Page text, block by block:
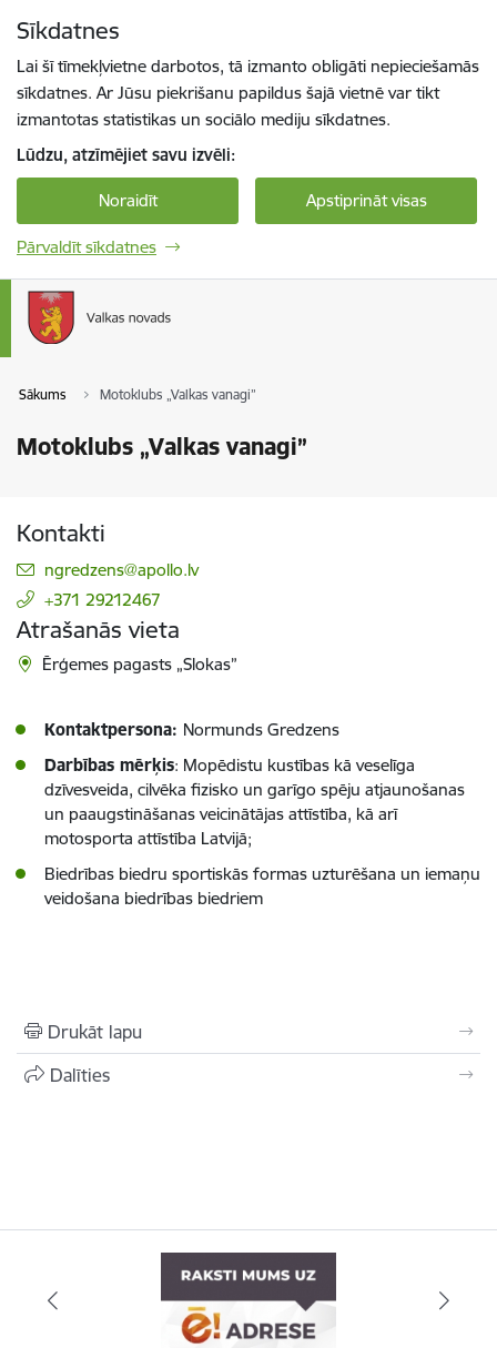
Sīkdatnes
Lai šī tīmekļvietne darbotos, tā izmanto obligāti nepieciešamās
sīkdatnes. Ar Jūsu piekrišanu papildus šajā vietnē var tikt
izmantotas statistikas un sociālo mediju sīkdatnes.
Lūdzu, atzīmējiet savu izvēli:
Noraidīt Apstiprināt visas
Pārvaldīt sīkdatnes
Sākums Motoklubs „Valkas vanagi”
Motoklubs „Valkas vanagi”
Kontakti
E-pasts:
ngredzens@apollo.lv
+371 29212467
Atrašanās vieta
Ērģemes pagasts „Slokas”
Kontaktpersona: Normunds Gredzens
Darbības mērķis: Mopēdistu kustības kā veselīga
dzīvesveida, cilvēka fizisko un garīgo spēju atjaunošanas
un paaugstināšanas veicinātājas attīstība, kā arī
motosporta attīstība Latvijā;
Biedrības biedru sportiskās formas uzturēšana un iemaņu
veidošana biedrības biedriem
Drukāt lapu
Dalīties